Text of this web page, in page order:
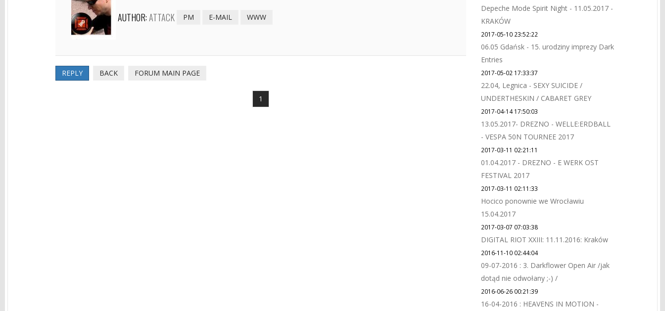
AUTHOR:ATTACK PM E-MAIL WWW
REPLY BACK FORUM MAIN PAGE
1
Depeche Mode Spirit Night - 11.05.2017 -
KRAKÓW
2017-05-10 23:52:22
06.05 Gdańsk - 15. urodziny imprezy Dark
Entries
2017-05-02 17:33:37
22.04, Legnica - SEXY SUICIDE /
UNDERTHESKIN / CABARET GREY
2017-04-14 17:50:03
13.05.2017- DREZNO - WELLE:ERDBALL
- VESPA 50N TOURNEE 2017
2017-03-11 02:21:11
01.04.2017 - DREZNO - E WERK OST
FESTIVAL 2017
2017-03-11 02:11:33
Hocico ponownie we Wrocławiu
15.04.2017
2017-03-07 07:03:38
DIGITAL RIOT XXIII: 11.11.2016: Kraków
2016-11-10 02:44:04
09-07-2016 : 3. Darkflower Open Air /jak
dotąd nie odwołany ;-) /
2016-06-26 00:21:39
16-04-2016 : HEAVENS IN MOTION -